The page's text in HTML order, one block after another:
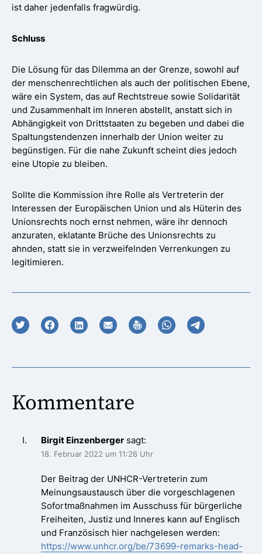
ist daher jedenfalls fragwürdig.
Schluss
Die Lösung für das Dilemma an der Grenze, sowohl auf
der menschenrechtlichen als auch der politischen Ebene,
wäre ein System, das auf Rechtstreue sowie Solidarität
und Zusammenhalt im Inneren abstellt, anstatt sich in
Abhängigkeit von Drittstaaten zu begeben und dabei die
Spaltungstendenzen innerhalb der Union weiter zu
begünstigen. Für die nahe Zukunft scheint dies jedoch
eine Utopie zu bleiben.
Sollte die Kommission ihre Rolle als Vertreterin der
Interessen der Europäischen Union und als Hüterin des
Unionsrechts noch ernst nehmen, wäre ihr dennoch
anzuraten, eklatante Brüche des Unionsrechts zu
ahnden, statt sie in verzweifelnden Verrenkungen zu
legitimieren.
Kommentare
Birgit Einzenberger sagt:
18. Februar 2022 um 11:26 Uhr
Der Beitrag der UNHCR-Vertreterin zum
Meinungsaustausch über die vorgeschlagenen
Sofortmaßnahmen im Ausschuss für bürgerliche
Freiheiten, Justiz und Inneres kann auf Englisch
und Französisch hier nachgelesen werden:
https://www.unhcr.org/be/73699-remarks-head-